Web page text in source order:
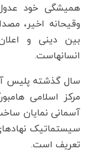
همیشگی خود
وقیحانه اخیر،
بین دینی و
انسانهاست.
سال گذشته پلیس
مرکز اسلامی
آسمانی نمایان
سیستماتیک
تعریف است.